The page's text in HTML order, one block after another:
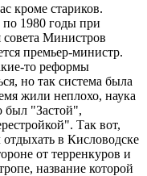
кроме стариков.
1980 годы при
совета Министров
премьер-министр.
то реформы
но так система была
жили неплохо, наука
был "Застой",
Так вот,
в Кисловодске
от терренкуров и
название которой